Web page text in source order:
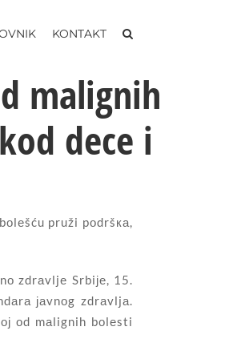
KONTAKT
malignih
dece i
pruži pоdršка,
zdrаvljе Srbiје, 15.
јаvnоg zdrаvljа.
оd mаlignih bоlеsti